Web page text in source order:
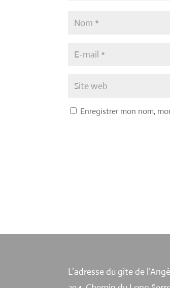
Enregistrer mon nom,
L’adresse du gite de